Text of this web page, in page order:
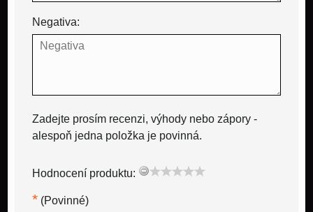
Negativa:
Zadejte prosím recenzi, výhody nebo zápory -
alespoň jedna položka je povinná.
Hodnocení produktu:
* (Povinné)